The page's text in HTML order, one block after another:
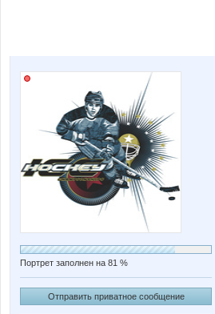
Портрет заполнен на 81 %
Отправить приватное сообщение